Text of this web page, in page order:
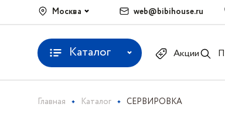
Москва web@bibihouse.ru
Каталог Акции
Главная Каталог СЕРВИРОВКА